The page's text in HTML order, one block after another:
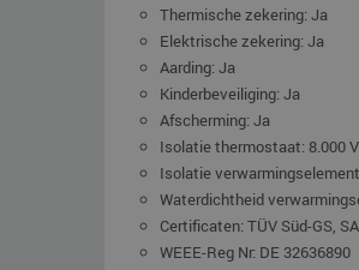
Thermische zekering: Ja
Elektrische zekering: Ja
Aarding: Ja
Kinderbeveiliging: Ja
Afscherming: Ja
Isolatie thermostaat: 8.000
Isolatie
Waterdichtheid
Certificaten: TÜV Süd-GS,
WEEE-Reg Nr: DE 32636890